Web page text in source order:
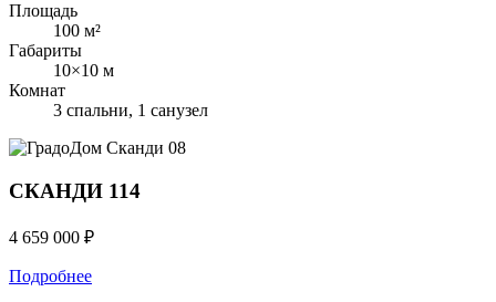
Площадь
100 м²
Габариты
10×10 м
Комнат
3 спальни, 1 санузел
Сканди 08
СКАНДИ 114
4 659 000 ₽
Подробнее